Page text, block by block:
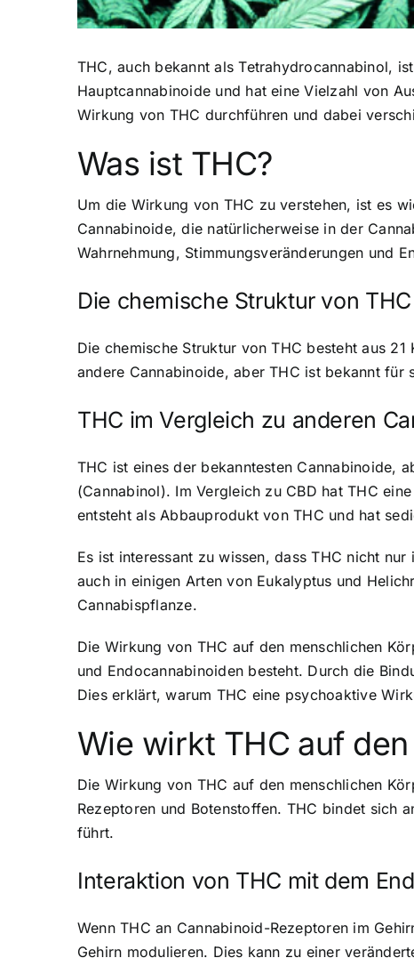
THC, auch bekannt als Tetrahydrocannabinol,
Hauptcannabinoide und hat eine Vielzahl von
Wirkung von THC durchführen und dabei
Was ist THC?
Um die Wirkung von THC zu verstehen, ist es
Cannabinoide, die natürlicherweise in der
Wahrnehmung, Stimmungsveränderungen und
Die chemische Struktur von THC
Die chemische Struktur von THC besteht aus
andere Cannabinoide, aber THC ist bekannt
THC im Vergleich zu anderen
THC ist eines der bekanntesten Cannabinoide,
(Cannabinol). Im Vergleich zu CBD hat THC
entsteht als Abbauprodukt von THC und hat
Es ist interessant zu wissen, dass THC nicht
auch in einigen Arten von Eukalyptus und
Cannabispflanze.
Die Wirkung von THC auf den menschlichen
und Endocannabinoiden besteht. Durch die
Dies erklärt, warum THC eine psychoaktive
Wie wirkt THC auf
Die Wirkung von THC auf den menschlichen
Rezeptoren und Botenstoffen. THC bindet sich
führt.
Interaktion von THC mit dem
Wenn THC an Cannabinoid-Rezeptoren im
Gehirn modulieren. Dies kann zu einer